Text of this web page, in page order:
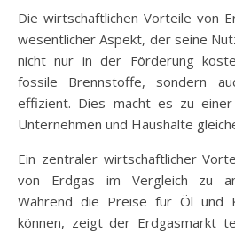
Die wirtschaftlichen Vorteile von
wesentlicher Aspekt, der seine
nicht nur in der Förderung
fossile Brennstoffe, sondern
effizient. Dies macht es zu
Unternehmen und Haushalte
Ein zentraler wirtschaftlicher
von Erdgas im Vergleich zu
Während die Preise für Öl und
können, zeigt der Erdgasmarkt